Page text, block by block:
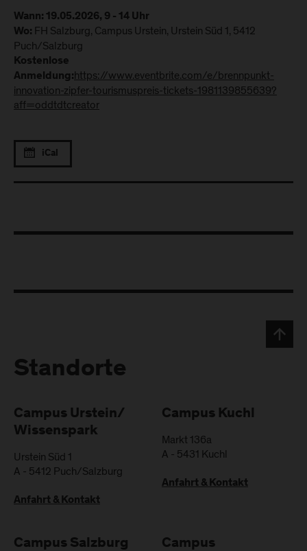
Wann: 19.05.2026, 9 - 14 Uhr
Wo: FH Salzburg, Campus Urstein, Urstein Süd 1, 5412
Puch/Salzburg
Kostenlose
Anmeldung:https://www.eventbrite.com/e/brennpunkt-
innovation-zipfer-tourismuspreis-tickets-1981139855639?
aff=oddtdtcreator
iCal
Standorte
Campus Urstein/
Wissenspark
Urstein Süd 1
A - 5412 Puch/Salzburg
Anfahrt & Kontakt
Campus Kuchl
Markt 136a
A - 5431 Kuchl
Anfahrt & Kontakt
Campus Salzburg Campus